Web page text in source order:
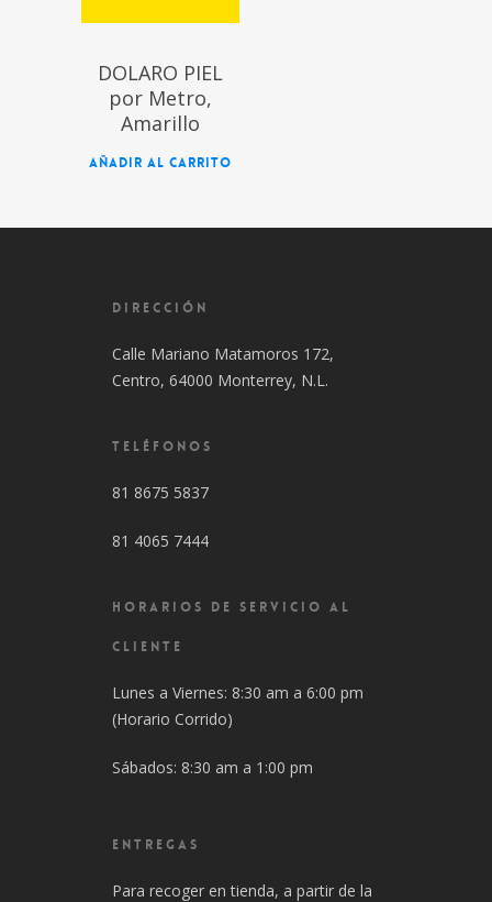
DOLARO PIEL
por Metro,
Amarillo
AÑADIR AL CARRITO
DIRECCIÓN
Calle Mariano Matamoros 172,
Centro, 64000 Monterrey, N.L.
TELÉFONOS
81 8675 5837
81 4065 7444
HORARIOS DE SERVICIO AL
CLIENTE
Lunes a Viernes: 8:30 am a 6:00 pm
(Horario Corrido)
Sábados: 8:30 am a 1:00 pm
ENTREGAS
Para recoger en tienda, a partir de la